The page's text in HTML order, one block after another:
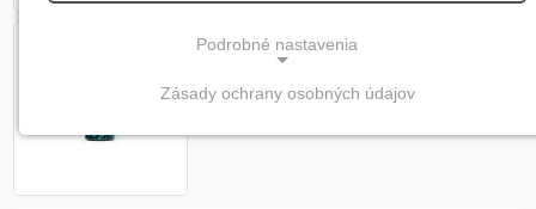
Podrobné nastavenia
Tieto cookies sú potrebné na správne fungovanie
Zásady ochrany osobných údajov